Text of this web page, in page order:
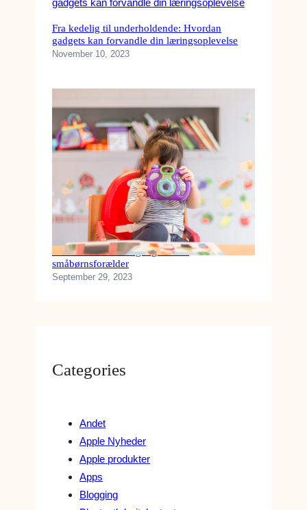
Fra kedelig til underholdende: Hvordan
gadgets kan forvandle din læringsoplevelse
November 10, 2023
Køb disse tekniske gadgets som
småbørnsforælder
September 29, 2023
Categories
Andet
Apple Nyheder
Apple produkter
Apps
Blogging